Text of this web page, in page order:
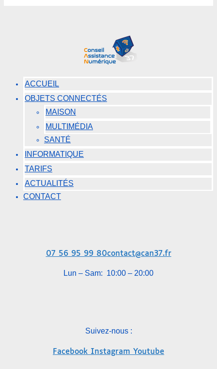
ACCUEIL
OBJETS CONNECTÉS
MAISON
MULTIMÉDIA
SANTÉ
INFORMATIQUE
TARIFS
ACTUALITÉS
CONTACT
07 56 95 99 80contact@can37.fr
Lun – Sam: 10:00 – 20:00
Suivez-nous :
Facebook Instagram Youtube